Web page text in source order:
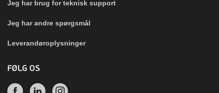
Jeg har brug for teknisk support
Jeg har andre spørgsmål
Leverandøroplysninger
FØLG OS